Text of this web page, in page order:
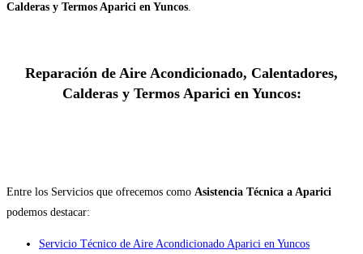
Calderas y Termos Aparici en Yuncos.
Reparación de Aire Acondicionado, Calentadores,
Calderas y Termos Aparici en Yuncos:
Entre los Servicios que ofrecemos como Asistencia Técnica a Aparici
podemos destacar:
Servicio Técnico de Aire Acondicionado Aparici en Yuncos